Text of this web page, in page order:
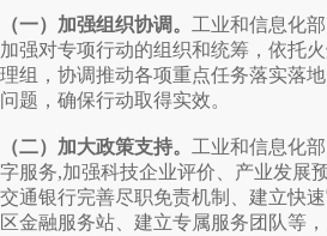
（一）加强组织协调。 工业和信息化
加强对专项行动的组织和统筹，依托
理组，协调推动各项重点任务落实落
问题，确保行动取得实效。
（二）加大政策支持。 工业和信息化
字服务,加强科技企业评价、产业发展
交通银行完善尽职免责机制、建立快
区金融服务站、建立专属服务团队等